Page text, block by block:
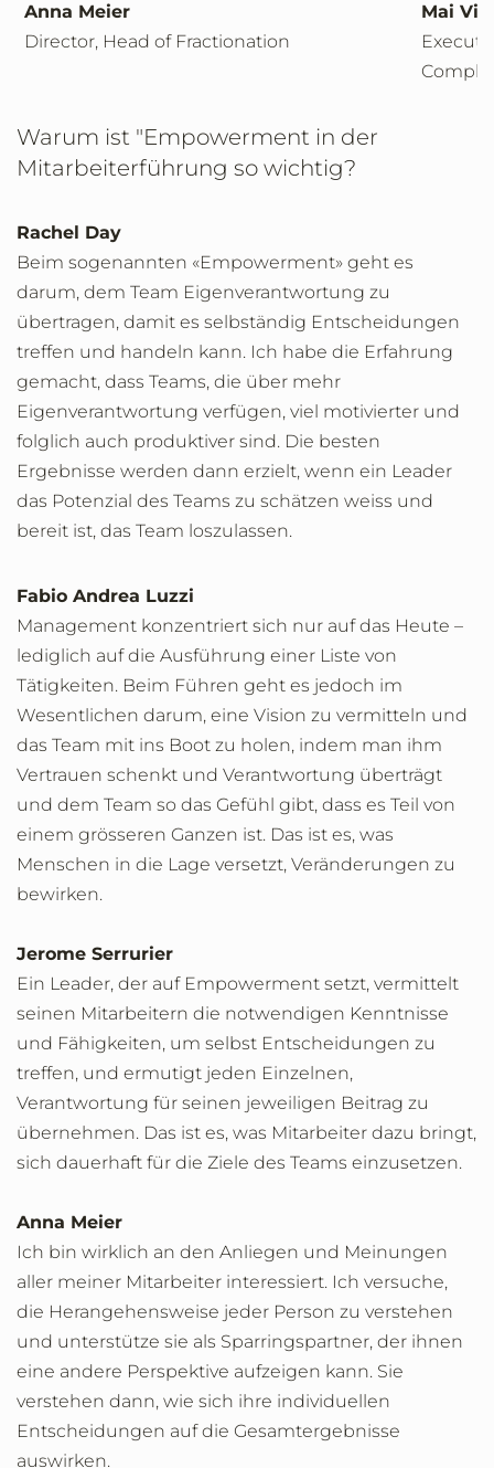
Anna Meier
Director, Head of Fractionation
Mai
Warum ist "Empowerment in der
Mitarbeiterführung so wichtig?
Rachel Day
Beim sogenannten «Empowerment» geht es
darum, dem Team Eigenverantwortung zu
übertragen, damit es selbständig Entscheidungen
treffen und handeln kann. Ich habe die Erfahrung
gemacht, dass Teams, die über mehr
Eigenverantwortung verfügen, viel motivierter und
folglich auch produktiver sind. Die besten
Ergebnisse werden dann erzielt, wenn ein Leader
das Potenzial des Teams zu schätzen weiss und
bereit ist, das Team loszulassen.
Fabio Andrea Luzzi
Management konzentriert sich nur auf das Heute –
lediglich auf die Ausführung einer Liste von
Tätigkeiten. Beim Führen geht es jedoch im
Wesentlichen darum, eine Vision zu vermitteln und
das Team mit ins Boot zu holen, indem man ihm
Vertrauen schenkt und Verantwortung überträgt
und dem Team so das Gefühl gibt, dass es Teil von
einem grösseren Ganzen ist. Das ist es, was
Menschen in die Lage versetzt, Veränderungen zu
bewirken.
Jerome Serrurier
Ein Leader, der auf Empowerment setzt, vermittelt
seinen Mitarbeitern die notwendigen Kenntnisse
und Fähigkeiten, um selbst Entscheidungen zu
treffen, und ermutigt jeden Einzelnen,
Verantwortung für seinen jeweiligen Beitrag zu
übernehmen. Das ist es, was Mitarbeiter dazu bringt,
sich dauerhaft für die Ziele des Teams einzusetzen.
Anna Meier
Ich bin wirklich an den Anliegen und Meinungen
aller meiner Mitarbeiter interessiert. Ich versuche,
die Herangehensweise jeder Person zu verstehen
und unterstütze sie als Sparringspartner, der ihnen
eine andere Perspektive aufzeigen kann. Sie
verstehen dann, wie sich ihre individuellen
Entscheidungen auf die Gesamtergebnisse
auswirken.